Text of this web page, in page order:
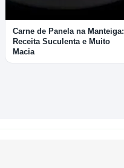
Carne de Panela na Manteiga:
Receita Suculenta e Muito
Macia